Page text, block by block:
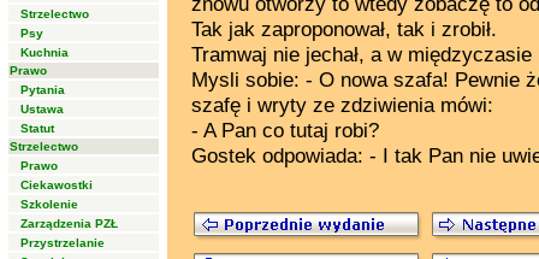
Strzelectwo
Psy
Kuchnia
Prawo
Pytania
Ustawa
Statut
Strzelectwo
Prawo
Ciekawostki
Szkolenie
Zarządzenia PZŁ
Przystrzelanie
Tak jak zaproponował, tak i zrobił.
Tramwaj nie jechał, a w
Mysli sobie: - O nowa szafa! Pewnie
szafę i wryty ze zdziwienia mówi:
- A Pan co tutaj robi?
Gostek odpowiada: - I tak Pan nie